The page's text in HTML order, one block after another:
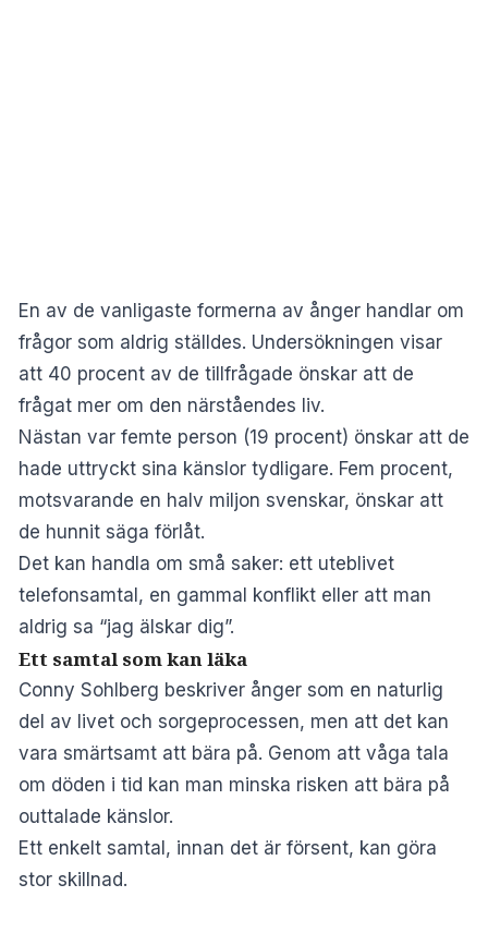
En av de vanligaste formerna av ånger handlar om
frågor som aldrig ställdes. Undersökningen visar
att 40 procent av de tillfrågade önskar att de
frågat mer om den närståendes liv.
Nästan var femte person (19 procent) önskar att de
hade uttryckt sina känslor tydligare. Fem procent,
motsvarande en halv miljon svenskar, önskar att
de hunnit säga förlåt.
Det kan handla om små saker: ett uteblivet
telefonsamtal, en gammal konflikt eller att man
aldrig sa “jag älskar dig”.
Ett samtal som kan läka
Conny Sohlberg beskriver ånger som en naturlig
del av livet och sorgeprocessen, men att det kan
vara smärtsamt att bära på. Genom att våga tala
om döden i tid kan man minska risken att bära på
outtalade känslor.
Ett enkelt samtal, innan det är försent, kan göra
stor skillnad.